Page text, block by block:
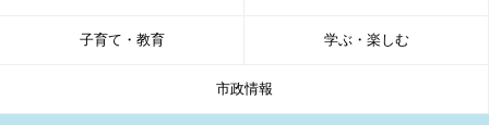
子育て・教育 学ぶ・楽しむ
市政情報